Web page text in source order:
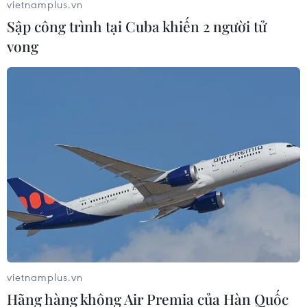
23/06/2017 10:18
Một kẻ đánh bom liều chết đã kích hoạt đai lưng thuốc
nổ tại một thành phố ở phía Tây Iraq ngày 23/6, làm ít
nhất 8 dân thường và 1 binh sỹ thiệt mạng.
vietnamplus.vn
Sập công trình tại Cuba khiến 2 người tử
vong
vietnamplus.vn
Hãng hàng không Air Premia của Hàn Quốc